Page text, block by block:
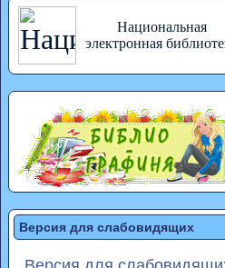
Национальная
электронная
Версия для слабовидящих